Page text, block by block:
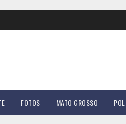
FOTOS MATO GROSSO